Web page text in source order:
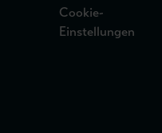
Cookie-
Einstellungen